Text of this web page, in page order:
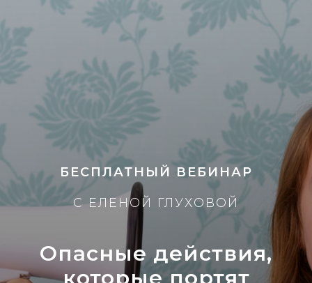
БЕСПЛАТНЫЙ ВЕБИНАР
С ЕЛЕНОЙ ГЛУХОВОЙ
Опасные действия,
которые портят